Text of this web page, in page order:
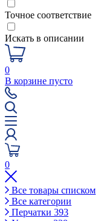
Точное соответствие
Искать в описании
0
В корзине пусто
0
Все товары списком
Все категории
Перчатки 393